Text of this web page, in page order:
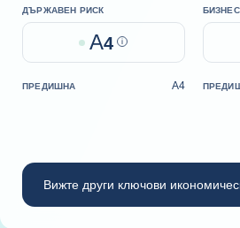
ДЪРЖАВЕН РИСК
A4 Help
ПРЕДИШНА A4
Вижте други ключови